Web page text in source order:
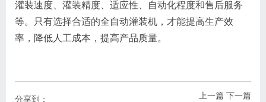
灌装速度、灌装精度、适应性、自动化程度和售后服务
等。只有选择合适的全自动灌装机，才能提高生产效
率，降低人工成本，提高产品质量。
上一篇 下一篇
分享到：